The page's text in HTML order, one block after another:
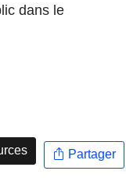
dans le
Partager